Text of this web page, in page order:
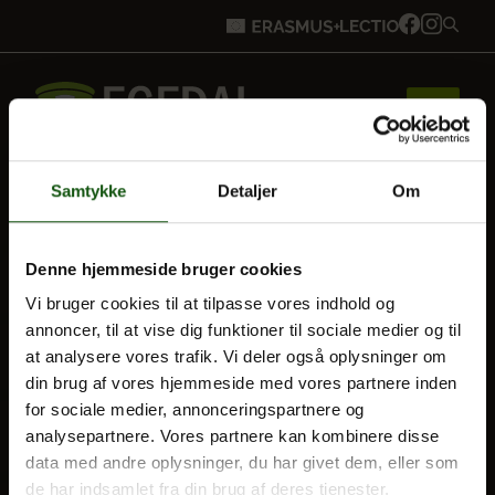
Samtykke Detaljer Om
Denne hjemmeside bruger cookies
Vi bruger cookies til at tilpasse vores indhold og
annoncer, til at vise dig funktioner til sociale medier og til
at analysere vores trafik. Vi deler også oplysninger om
din brug af vores hjemmeside med vores partnere inden
for sociale medier, annonceringspartnere og
analysepartnere. Vores partnere kan kombinere disse
data med andre oplysninger, du har givet dem, eller som
de har indsamlet fra din brug af deres tjenester.
Forside
Brobygning
Bliv elev
Vores uddannelser
Optagelse
Til forældre
VORES UDDANNELSER
HF